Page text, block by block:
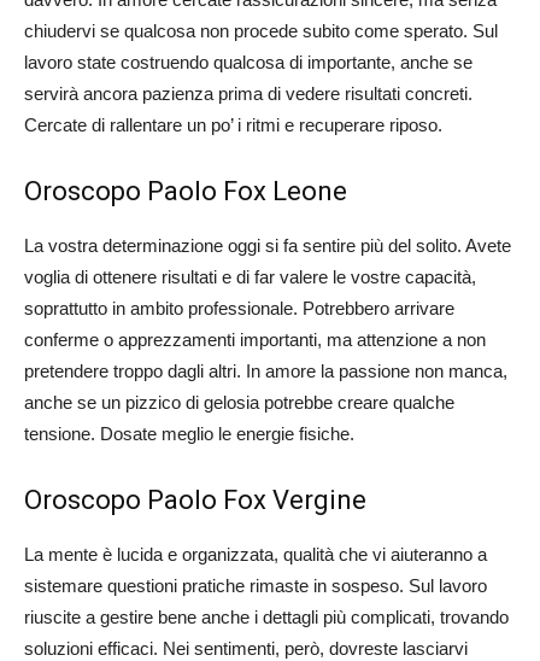
chiudervi se qualcosa non procede subito come sperato. Sul
lavoro state costruendo qualcosa di importante, anche se
servirà ancora pazienza prima di vedere risultati concreti.
Cercate di rallentare un po’ i ritmi e recuperare riposo.
Oroscopo Paolo Fox Leone
La vostra determinazione oggi si fa sentire più del solito. Avete
voglia di ottenere risultati e di far valere le vostre capacità,
soprattutto in ambito professionale. Potrebbero arrivare
conferme o apprezzamenti importanti, ma attenzione a non
pretendere troppo dagli altri. In amore la passione non manca,
anche se un pizzico di gelosia potrebbe creare qualche
tensione. Dosate meglio le energie fisiche.
Oroscopo Paolo Fox Vergine
La mente è lucida e organizzata, qualità che vi aiuteranno a
sistemare questioni pratiche rimaste in sospeso. Sul lavoro
riuscite a gestire bene anche i dettagli più complicati, trovando
soluzioni efficaci. Nei sentimenti, però, dovreste lasciarvi